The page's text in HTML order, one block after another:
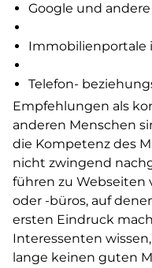
Google und
Immobilienportale
Telefon-
Empfehlungen als
anderen Menschen
die Kompetenz des
nicht zwingend
führen zu
oder -büros, auf
ersten Eindruck
Interessenten
lange keinen guten